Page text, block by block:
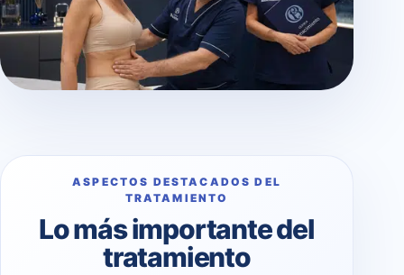
ASPECTOS DESTACADOS DEL
TRATAMIENTO
Lo más importante del
tratamiento